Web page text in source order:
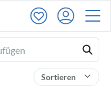
Sortieren